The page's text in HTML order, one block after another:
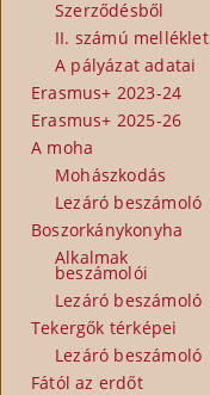
Szerződésből
II. számú melléklet
A pályázat adatai
Erasmus+ 2023-24
Erasmus+ 2025-26
A moha
Mohászkodás
Lezáró beszámoló
Boszorkánykonyha
Alkalmak
beszámolói
Lezáró beszámoló
Tekergők térképei
Lezáró beszámoló
Fától az erdőt